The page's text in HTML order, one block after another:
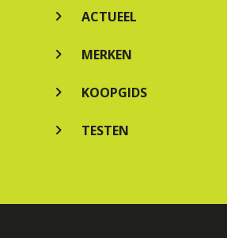
ACTUEEL
MERKEN
KOOPGIDS
TESTEN